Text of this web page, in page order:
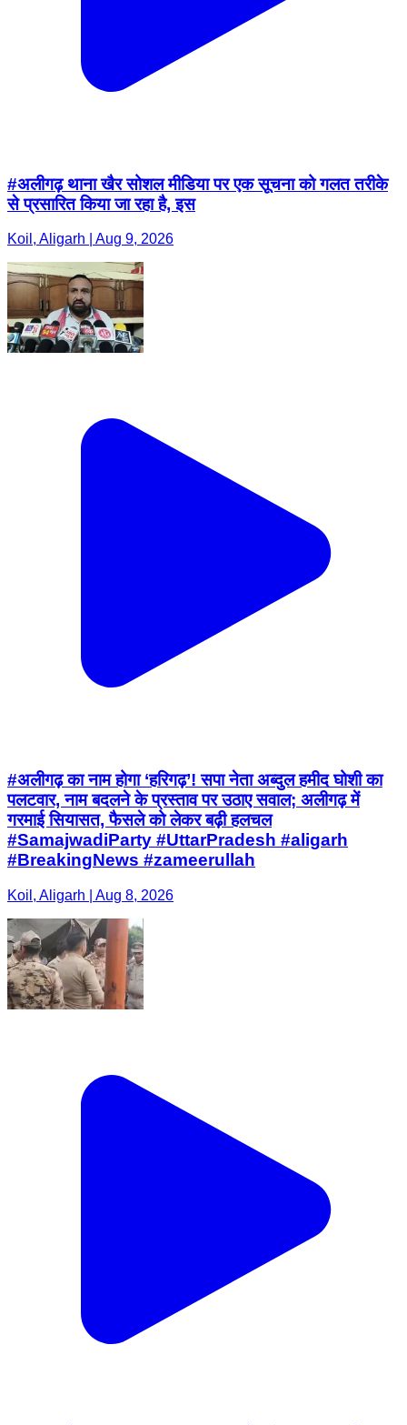
#अलीगढ़ थाना खैर सोशल मीडिया पर एक सूचना को गलत तरीके
से प्रसारित किया जा रहा है, इस
Koil, Aligarh | Aug 9, 2026
#अलीगढ़ का नाम होगा ‘हरिगढ़’! सपा नेता अब्दुल हमीद घोशी का
पलटवार, नाम बदलने के प्रस्ताव पर उठाए सवाल; अलीगढ़ में
गरमाई सियासत, फैसले को लेकर बढ़ी हलचल
#SamajwadiParty #UttarPradesh #aligarh
#BreakingNews #zameerullah
Koil, Aligarh | Aug 8, 2026